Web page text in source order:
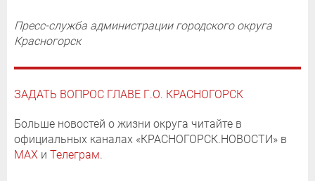
Пресс-служба администрации городского округа
Красногорск
ЗАДАТЬ ВОПРОС ГЛАВЕ Г.О. КРАСНОГОРСК
Больше новостей о жизни округа читайте в
официальных каналах «КРАСНОГОРСК.НОВОСТИ» в
MAX и Телеграм.